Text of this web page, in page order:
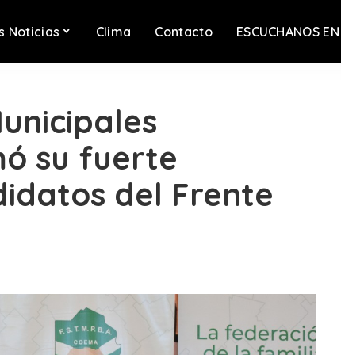
Noticias Clima Contacto ESCUCHANOS
su fuerte
del Frente